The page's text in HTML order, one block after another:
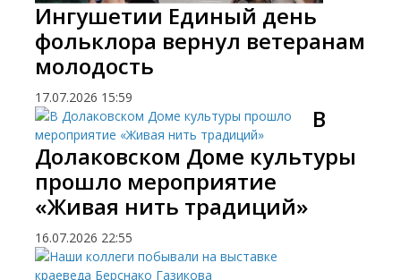
Ингушетии Единый день
фольклора вернул ветеранам
молодость
17.07.2026 15:59
​В
Долаковском Доме культуры
прошло мероприятие
«Живая нить традиций»
16.07.2026 22:55